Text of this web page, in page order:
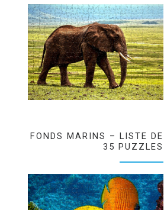
FONDS MARINS – LISTE DE
35 PUZZLES